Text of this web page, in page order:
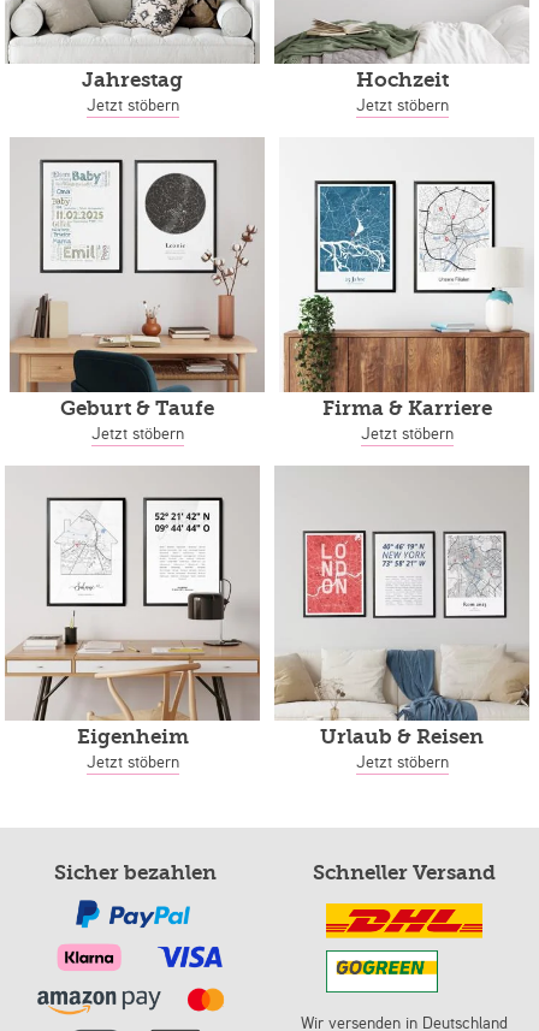
Jahrestag
Jetzt stöbern
Hochzeit
Jetzt stöbern
Geburt & Taufe
Jetzt stöbern
Firma & Karriere
Jetzt stöbern
Eigenheim
Jetzt stöbern
Urlaub & Reisen
Jetzt stöbern
Sicher bezahlen Schneller Versand
Wir versenden in Deutschland